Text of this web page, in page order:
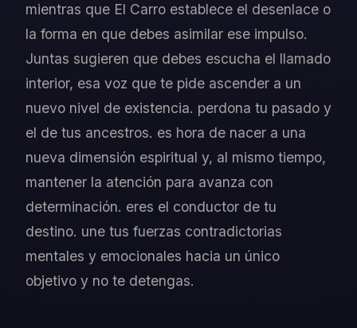
mientras que El Carro establece el desenlace o
la forma en que debes asimilar ese impulso.
Juntas sugieren que debes escucha el llamado
interior, esa voz que te pide ascender a un
nuevo nivel de existencia. perdona tu pasado y
el de tus ancestros. es hora de nacer a una
nueva dimensión espiritual y, al mismo tiempo,
mantener la atención para avanza con
determinación. eres el conductor de tu
destino. une tus fuerzas contradictorias
mentales y emocionales hacia un único
objetivo y no te detengas.